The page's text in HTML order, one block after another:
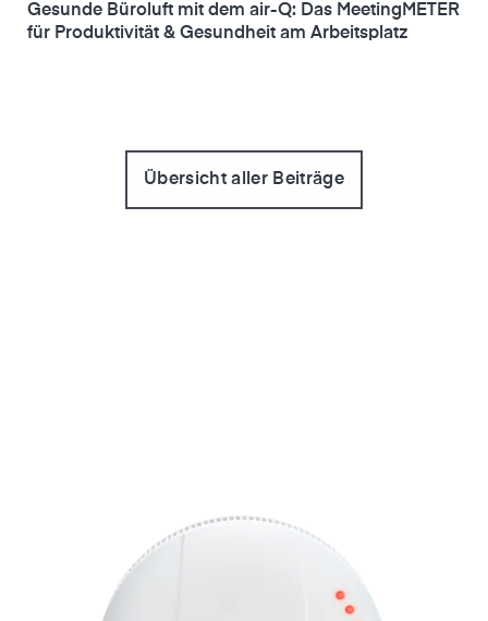
Gesunde Büroluft mit dem air-Q: Das MeetingMETER
für Produktivität & Gesundheit am Arbeitsplatz
Übersicht aller Beiträge